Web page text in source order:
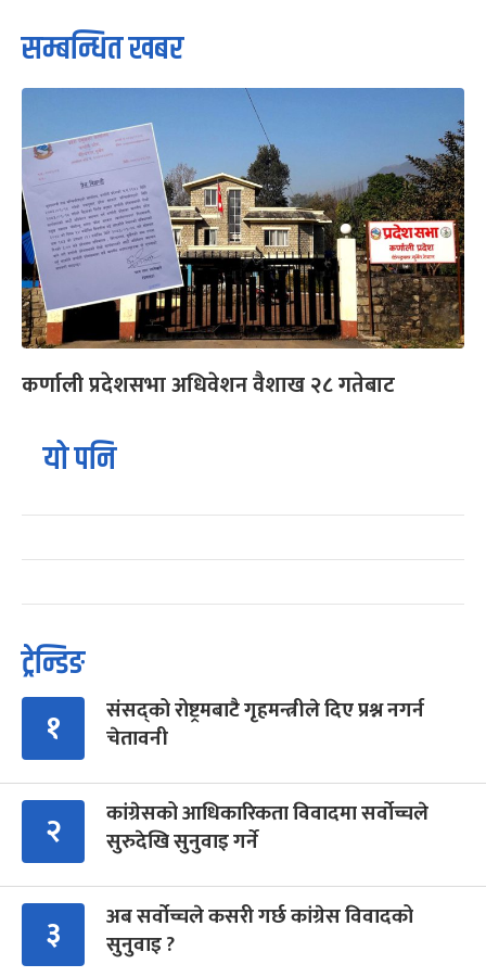
सम्बन्धित खबर
कर्णाली प्रदेशसभा अधिवेशन वैशाख २८ गतेबाट
यो पनि
ट्रेन्डिङ
१
संसद्को रोष्ट्रमबाटै गृहमन्त्रीले दिए प्रश्न नगर्न
चेतावनी
२
कांग्रेसको आधिकारिकता विवादमा सर्वोच्चले
सुरुदेखि सुनुवाइ गर्ने
३
अब सर्वोच्चले कसरी गर्छ कांग्रेस विवादको
सुनुवाइ ?